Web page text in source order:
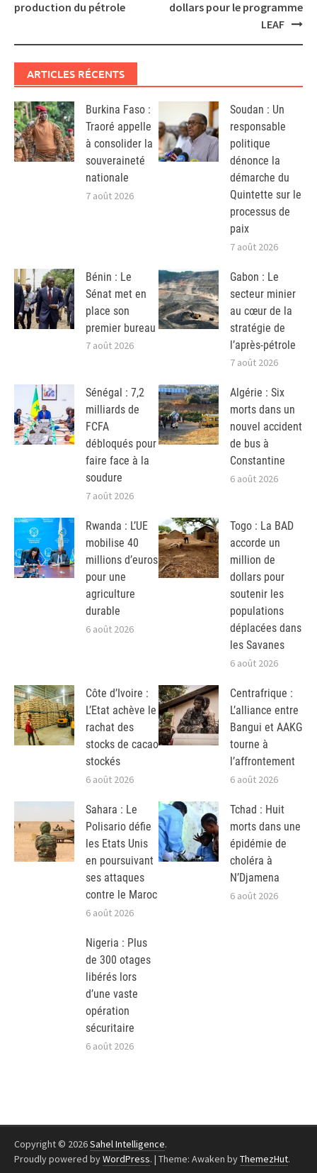
navigation
production du pétrole
dollars pour le programme
LEAF
ARTICLES RÉCENTS
Burkina Faso :
Traoré appelle
à consolider la
souveraineté
nationale
7 août 2026
Soudan : Un
responsable
politique
dénonce la
démarche du
Quintette sur le
processus de
paix
7 août 2026
Bénin : Le
Sénat met en
place son
premier bureau
7 août 2026
Gabon : Le
secteur minier
au cœur de la
stratégie de
l’après-pétrole
7 août 2026
Sénégal : 7,2
milliards de
FCFA
débloqués pour
faire face à la
soudure
7 août 2026
Algérie : Six
morts dans un
nouvel accident
de bus à
Constantine
6 août 2026
Rwanda : L’UE
mobilise 40
millions d’euros
pour une
agriculture
durable
6 août 2026
Togo : La BAD
accorde un
million de
dollars pour
soutenir les
populations
déplacées dans
les Savanes
6 août 2026
Côte d’Ivoire :
L’Etat achève le
rachat des
stocks de cacao
stockés
6 août 2026
Centrafrique :
L’alliance entre
Bangui et AAKG
tourne à
l’affrontement
6 août 2026
Sahara : Le
Polisario défie
les Etats Unis
en poursuivant
ses attaques
contre le Maroc
6 août 2026
Tchad : Huit
morts dans une
épidémie de
choléra à
N’Djamena
6 août 2026
Nigeria : Plus
de 300 otages
libérés lors
d’une vaste
opération
sécuritaire
6 août 2026
Copyright © 2026Sahel Intelligence.
Proudly powered byWordPress. | Theme: Awaken byThemezHut.